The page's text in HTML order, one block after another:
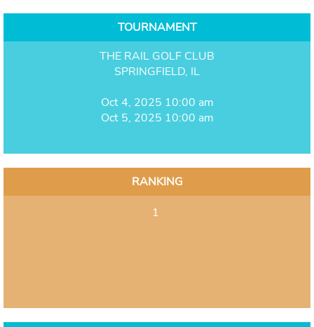
TOURNAMENT
THE RAIL GOLF CLUB
SPRINGFIELD, IL
Oct 4, 2025 10:00 am
Oct 5, 2025 10:00 am
RANKING
1